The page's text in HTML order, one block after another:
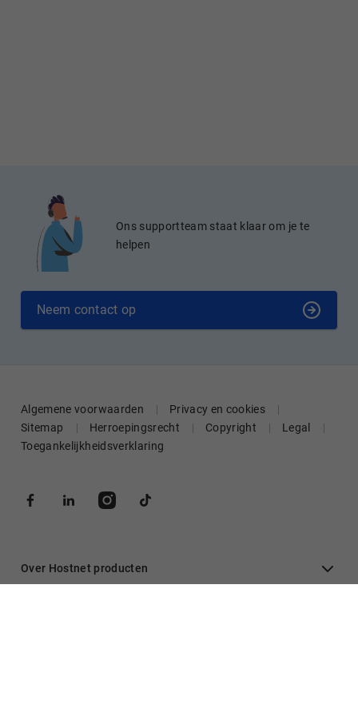
Ons supportteam staat klaar om je te
helpen
Neem contact op
Algemene voorwaarden
Privacy en cookies
Sitemap
Herroepingsrecht Copyright
Legal
Toegankelijkheidsverklaring
Over Hostnet producten